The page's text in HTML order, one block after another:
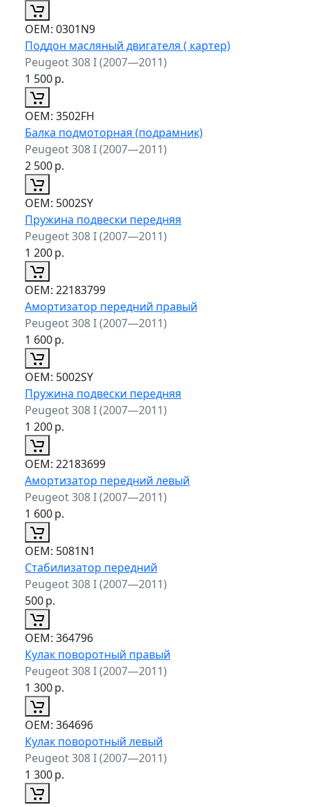
ОЕМ: 0301N9
Поддон масляный двигателя ( картер)
Peugeot 308 I (2007—2011)
1 500р.
ОЕМ: 3502FH
Балка подмоторная (подрамник)
Peugeot 308 I (2007—2011)
2 500р.
ОЕМ: 5002SY
Пружина подвески передняя
Peugeot 308 I (2007—2011)
1 200р.
ОЕМ: 22183799
Амортизатор передний правый
Peugeot 308 I (2007—2011)
1 600р.
ОЕМ: 5002SY
Пружина подвески передняя
Peugeot 308 I (2007—2011)
1 200р.
ОЕМ: 22183699
Амортизатор передний левый
Peugeot 308 I (2007—2011)
1 600р.
ОЕМ: 5081N1
Стабилизатор передний
Peugeot 308 I (2007—2011)
500р.
ОЕМ: 364796
Кулак поворотный правый
Peugeot 308 I (2007—2011)
1 300р.
ОЕМ: 364696
Кулак поворотный левый
Peugeot 308 I (2007—2011)
1 300р.